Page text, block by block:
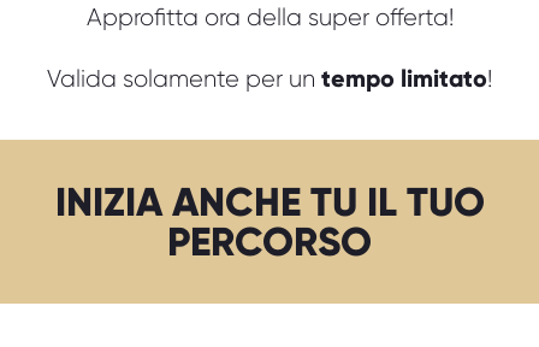
Approfitta ora della super offerta!
Valida solamente per un tempo limitato!
INIZIA ANCHE TU IL TUO
PERCORSO